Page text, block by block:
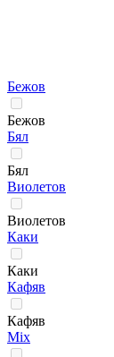
Бежов
Бежов
Бял
Бял
Виолетов
Виолетов
Каки
Каки
Кафяв
Кафяв
Мix